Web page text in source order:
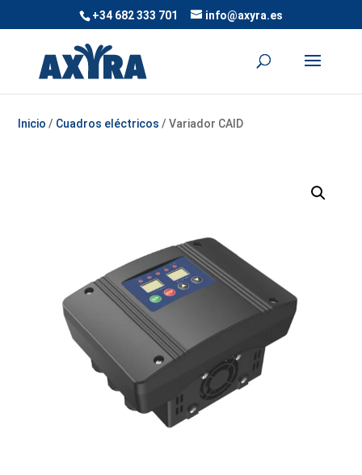
+34 682 333 701 info@axyra.es
Inicio / Cuadros eléctricos / Variador CAID